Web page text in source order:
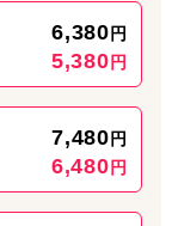
ダイワンテレコ
えております。
6,380 円
5,380 円
7,480 円
6,480 円